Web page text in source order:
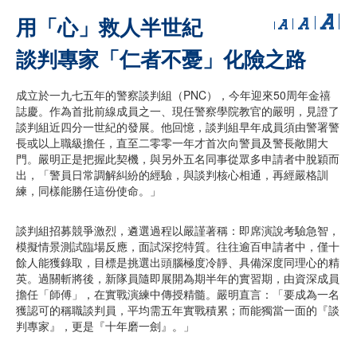
用「心」救人半世紀
談判專家「仁者不憂」化險之路
成立於一九七五年的警察談判組（PNC），今年迎來50周年金禧
誌慶。作為首批前線成員之一、現任警察學院教官的嚴明，見證了
談判組近四分一世紀的發展。他回憶，談判組早年成員須由警署警
長或以上職級擔任，直至二零零一年才首次向警員及警長敞開大
門。嚴明正是把握此契機，與另外五名同事從眾多申請者中脫穎而
出，「警員日常調解糾紛的經驗，與談判核心相通，再經嚴格訓
練，同樣能勝任這份使命。」
談判組招募競爭激烈，遴選過程以嚴謹著稱：即席演說考驗急智，
模擬情景測試臨場反應，面試深挖特質。往往逾百申請者中，僅十
餘人能獲錄取，目標是挑選出頭腦極度冷靜、具備深度同理心的精
英。過關斬將後，新隊員隨即展開為期半年的實習期，由資深成員
擔任「師傅」，在實戰演練中傳授精髓。嚴明直言：「要成為一名
獲認可的稱職談判員，平均需五年實戰積累；而能獨當一面的『談
判專家』，更是『十年磨一劍』。」